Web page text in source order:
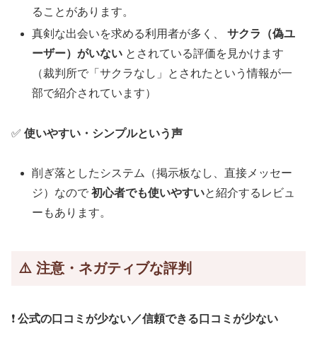
ることがあります。
真剣な出会いを求める利用者が多く、サクラ（偽ユ
ーザー）がいない とされている評価を見かけます
（裁判所で「サクラなし」とされたという情報が一
部で紹介されています）
✅ 使いやすい・シンプルという声
削ぎ落としたシステム（掲示板なし、直接メッセー
ジ）なので初心者でも使いやすいと紹介するレビュ
ーもあります。
⚠️ 注意・ネガティブな評判
❗ 公式の口コミが少ない／信頼できる口コミが少ない